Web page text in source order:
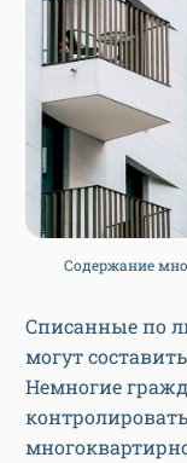
Содержание
Списанные по
могут
Немногие